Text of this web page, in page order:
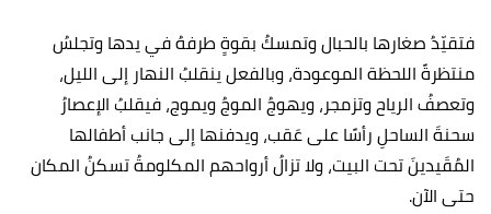
فتقيّدُ صغارها بالحبال وتمسكُ بقوةٍ طرفهُ في يدها وتجلسُ
منتظرةً اللحظة الموعودة، وبالفعل ينقلبُ النهار إلى الليل،
وتعصفُ الرياح وتزمجر، ويهوجُ الموجُ ويموج، فيقلبُ الإعصارُ
سحنةَ الساحلِ رأسًا على عَقب، ويدفنها إلى جانب أطفالها
المُقَيدينَ تحت البيت، ولا تزالُ أرواحهم المكلومةُ تسكنُ المكان
حتى الآن.